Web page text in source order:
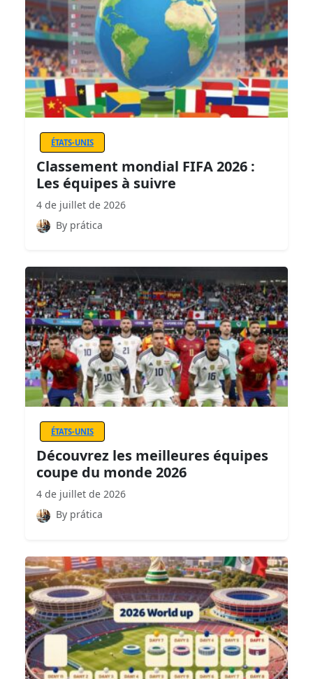
ÉTATS-UNIS
Classement mondial FIFA 2026 :
Les équipes à suivre
4 de juillet de 2026
By prática
ÉTATS-UNIS
Découvrez les meilleures équipes
coupe du monde 2026
4 de juillet de 2026
By prática